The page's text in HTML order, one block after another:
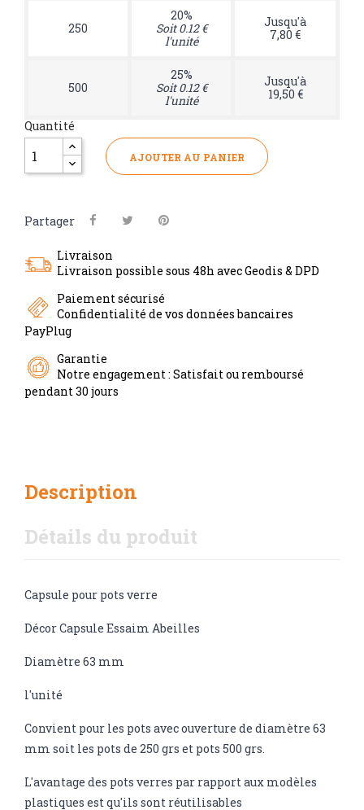
250
20%
Soit 0.12 €
l'unité
Jusqu'à
7,80 €
500
25%
Soit 0.12 €
l'unité
Jusqu'à
19,50 €
Quantité
AJOUTER AU PANIER
Partager
Livraison
Livraison possible sous 48h avec Geodis & DPD
Paiement sécurisé
Confidentialité de vos données bancaires
PayPlug
Garantie
Notre engagement : Satisfait ou remboursé
pendant 30 jours
Description
Détails du produit
Capsule pour pots verre
Décor Capsule Essaim Abeilles
Diamètre 63 mm
l'unité
Convient pour les pots avec ouverture de diamètre 63
mm soit les pots de 250 grs et pots 500 grs.
L'avantage des pots verres par rapport aux modèles
plastiques est qu'ils sont réutilisables